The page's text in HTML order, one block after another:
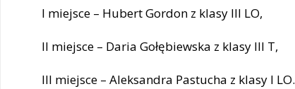
I miejsce – Hubert Gordon z klasy III LO,
II miejsce – Daria Gołębiewska z klasy III T,
III miejsce – Aleksandra Pastucha z klasy I LO.